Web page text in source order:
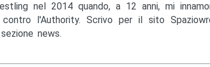
nel 2014 quando, a 12 anni, mi
contro l'Authority. Scrivo per il sito
news.